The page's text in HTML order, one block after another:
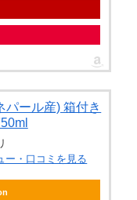
パール産) 箱付き
ー・口コミを見る